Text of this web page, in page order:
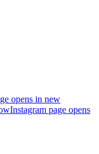
opens in new
Instagram page opens